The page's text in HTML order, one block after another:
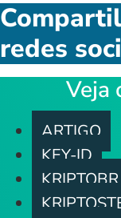
redes
Veja
ARTIGO
KEY-ID
KRIPTOBR